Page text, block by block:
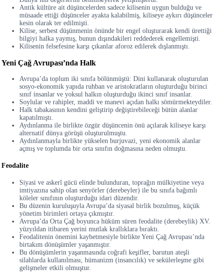
Antik kültüre ait düşüncelerden sadece kilisenin uygun bulduğu ve
müsaade ettiği düşünceler ayakta kalabilmiş, kiliseye aykırı düşünceler
kesin olarak ter edilmişti.
Kilise, serbest düşünmenin önünde bir engel oluşturarak kendi ürettiği
bilgiyi halka yaymış, bunun dışındakileri reddederek engellemişti.
Kilisenin felsefesine karşı çıkanlar aforoz edilerek dışlanmıştı.
Yeni Çağ Avrupası’nda Halk
Avrupa’da toplum iki sınıfa bölünmüştü: Dini kullanarak oluşturulan
sosyo-ekonomik yapıda ruhban ve aristokratların oluşturduğu birinci
sınıf insanlar ve yoksul halkın oluşturduğu ikinci sınıf insanlar.
Soylular ve rahipler, maddi ve manevi açıdan halkı sömürmekteydiler.
Halk tabakasının kendini geliştirip değiştirebileceği bütün alanlar
kapatılmıştı.
Aydınlanma ile birlikte özgür düşüncenin önü açılarak kiliseye karşı
alternatif dünya görüşü oluşturulmuştu.
Aydınlanmayla birlikte yükselen burjuvazi, yeni ekonomik alanlar
açmış ve toplumda bir orta sınıfın doğmasına neden olmuştu.
Feodalite
Siyasi ve askerî gücü elinde bulunduran, toprağın mülkiyetine veya
imtiyazına sahip olan senyörler (derebeyler) ile bu sınıfa bağımlı
köleler sınıfının oluşturduğu idari düzendir.
Bu düzenin kuruluşuyla Avrupa’da siyasal birlik bozulmuş, küçük
yönetim birimleri ortaya çıkmıştır.
Avrupa’da Orta Çağ boyunca hüküm süren feodalite (derebeylik) XV.
yüzyıldan itibaren yerini mutlak krallıklara bıraktı.
Feodalitenin önemini kaybetmesiyle birlikte Yeni Çağ Avrupası’nda
birtakım dönüşümler yaşanmıştır.
Bu dönüşümlerin yaşanmasında coğrafi keşifler, barutun ateşli
silahlarda kullanılması, hümanizm (insancılık) ve sekülerleşme gibi
gelişmeler etkili olmuştur.